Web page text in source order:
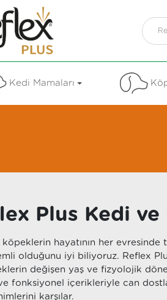
Kedi Mamaları
Plus Kedi ve
köpeklerin hayatının her
olduğunu iyi biliyoruz. Reflex
değişen yaş ve fizyolojik
fonksiyonel içerikleriyle can
karşılar.